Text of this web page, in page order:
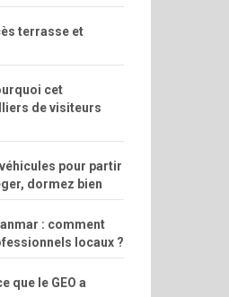
terrasse et
cet
de visiteurs
pour partir
dormez bien
: comment
locaux ?
que le GEO a